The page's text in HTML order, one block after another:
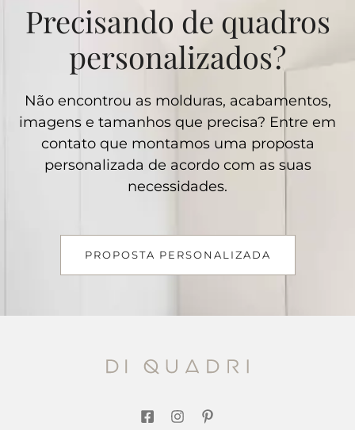
Precisando de quadros
personalizados?
Não encontrou as molduras, acabamentos,
imagens e tamanhos que precisa? Entre em
contato que montamos uma proposta
personalizada de acordo com as suas
necessidades.
PROPOSTA PERSONALIZADA